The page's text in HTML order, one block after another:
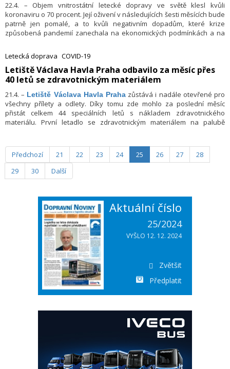
22.4. – Objem vnitrostátní letecké dopravy ve světě klesl kvůli
koronaviru o 70 procent. Její oživení v následujících šesti měsících bude
patrně jen pomalé, a to kvůli negativním dopadům, které krize
způsobená pandemií zanechala na ekonomických podmínkách a na
IATA).
Letecká doprava COVID-19
​Letiště Václava Havla Praha odbavilo za měsíc přes
40 letů se zdravotnickým materiálem
21.4. – Letiště Václava Havla Praha zůstává i nadále otevřené pro
všechny přílety a odlety. Díky tomu zde mohlo za poslední měsíc
přistát celkem 44 speciálních letů s nákladem zdravotnického
materiálu. První letadlo se zdravotnickým materiálem na palubě
na cargo letech, včetně pravidelných nákladních linek, tím na
pražském letišti za sledované období meziročně vzrostl o 26,5 %.
Předchozí 21 22 23 24 25 26 27
28
29
30 Další
Aktuální číslo
25/2024
VYŠLO 12. 12. 2024
Zvětšit
Předplatit